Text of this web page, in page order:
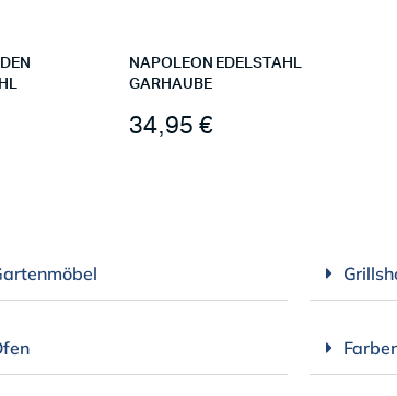
NAPOLEON EDELSTAHL
GARHAUBE
34,95 €